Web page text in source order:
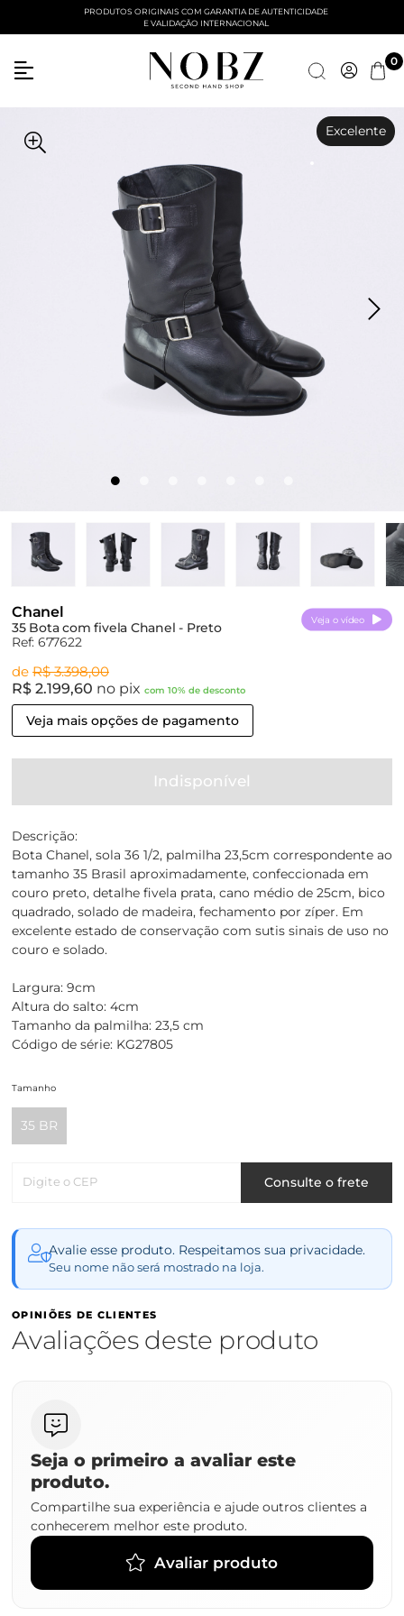
Entre com email ou cpf/cnpj
PRODUTOS ORIGINAIS COM GARANTIA DE AUTENTICIDADE
E VALIDAÇÃO INTERNACIONAL
0
Excelente
Chanel
35 Bota com fivela Chanel - Preto
Ref: 677622
Veja o vídeo
de R$ 3.398,00
R$ 2.199,60 no pix com 10% de desconto
Veja mais opções de pagamento
Indisponível
Descrição:
Bota Chanel, sola 36 1/2, palmilha 23,5cm correspondente ao
tamanho 35 Brasil aproximadamente, confeccionada em
couro preto, detalhe fivela prata, cano médio de 25cm, bico
quadrado, solado de madeira, fechamento por zíper. Em
excelente estado de conservação com sutis sinais de uso no
couro e solado.
Largura: 9cm
Altura do salto: 4cm
Tamanho da palmilha: 23,5 cm
Código de série: KG27805
Tamanho
35 BR
Digite o CEP Consulte o frete
Avalie esse produto. Respeitamos sua privacidade.
Seu nome não será mostrado na loja.
OPINIÕES DE CLIENTES
Avaliações deste produto
Seja o primeiro a avaliar este
produto.
Compartilhe sua experiência e ajude outros clientes a
conhecerem melhor este produto.
Avaliar produto